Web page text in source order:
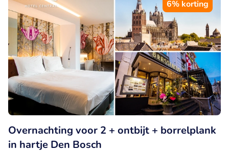
6% korting
Overnachting voor 2 + ontbijt + borrelplank
in hartje Den Bosch